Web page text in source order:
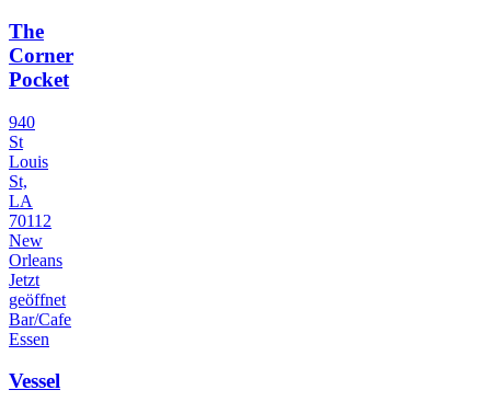
The
Corner
Pocket
940
St
Louis
St,
LA
70112
New
Orleans
Jetzt
geöffnet
Bar/Cafe
Essen
Vessel